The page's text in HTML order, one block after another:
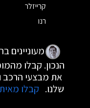
קרייזלר
רנו
מעוניינים
הנכון. קבלו
את מבצעי הרכב
שלנו. קבלו